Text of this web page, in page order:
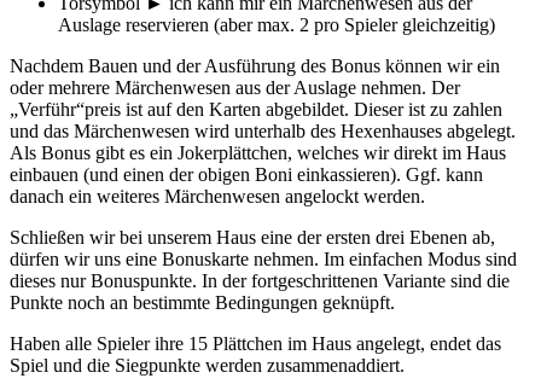
Auslage reservieren (aber max. 2 pro Spieler gleichzeitig)
Nachdem Bauen und der Ausführung des Bonus können wir ein
oder mehrere Märchenwesen aus der Auslage nehmen. Der
„Verführ“preis ist auf den Karten abgebildet. Dieser ist zu zahlen
und das Märchenwesen wird unterhalb des Hexenhauses abgelegt.
Als Bonus gibt es ein Jokerplättchen, welches wir direkt im Haus
einbauen (und einen der obigen Boni einkassieren). Ggf. kann
danach ein weiteres Märchenwesen angelockt werden.
Schließen wir bei unserem Haus eine der ersten drei Ebenen ab,
dürfen wir uns eine Bonuskarte nehmen. Im einfachen Modus sind
dieses nur Bonuspunkte. In der fortgeschrittenen Variante sind die
Punkte noch an bestimmte Bedingungen geknüpft.
Haben alle Spieler ihre 15 Plättchen im Haus angelegt, endet das
Spiel und die Siegpunkte werden zusammenaddiert.